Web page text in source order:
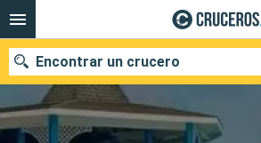
Encontrar un crucero